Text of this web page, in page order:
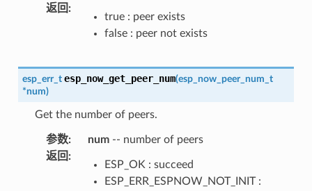
返回 :
true : peer exists
false : peer not exists
esp_err_t esp_now_get_peer_num(esp_now_peer_num_t
*num)
Get the number of peers.
参数: num-- number of peers
返回 :
ESP_OK : succeed
ESP_ERR_ESPNOW_NOT_INIT :